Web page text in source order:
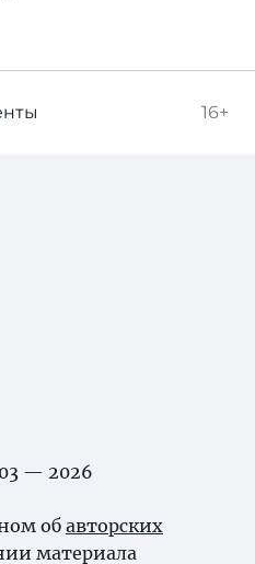
16+
— 2026
об авторских
материала